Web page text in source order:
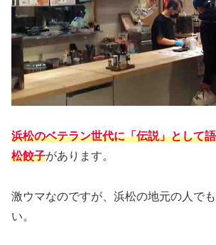
浜松のベテラン世代に「伝説」として
松餃子があります。
激ウマなのですが、浜松の地元の人で
い。